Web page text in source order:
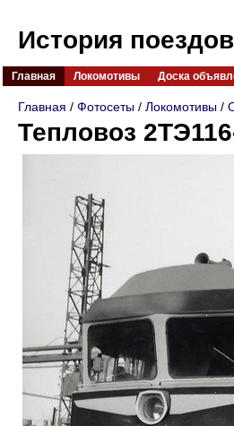
История поездов
Главная Локомотивы Доска
Главная / Фотосеты / Локомотивы /
Тепловоз